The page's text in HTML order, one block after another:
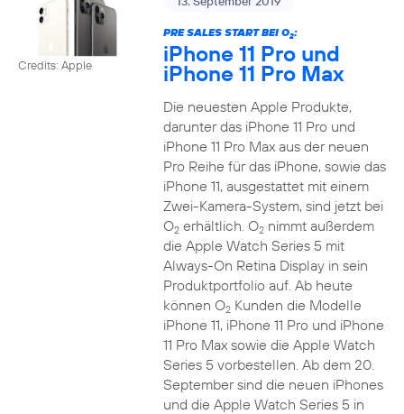
Credits: Apple
PRE SALES START BEI O2:
iPhone 11 Pro und
iPhone 11 Pro Max
Die neuesten Apple Produkte,
darunter das iPhone 11 Pro und
iPhone 11 Pro Max aus der neuen
Pro Reihe für das iPhone, sowie das
iPhone 11, ausgestattet mit einem
Zwei-Kamera-System, sind jetzt bei
O2erhältlich. O2nimmt außerdem
die Apple Watch Series 5 mit
Always-On Retina Display in sein
Produktportfolio auf. Ab heute
können O2Kunden die Modelle
iPhone 11, iPhone 11 Pro und iPhone
11 Pro Max sowie die Apple Watch
Series 5 vorbestellen. Ab dem 20.
September sind die neuen iPhones
und die Apple Watch Series 5 in